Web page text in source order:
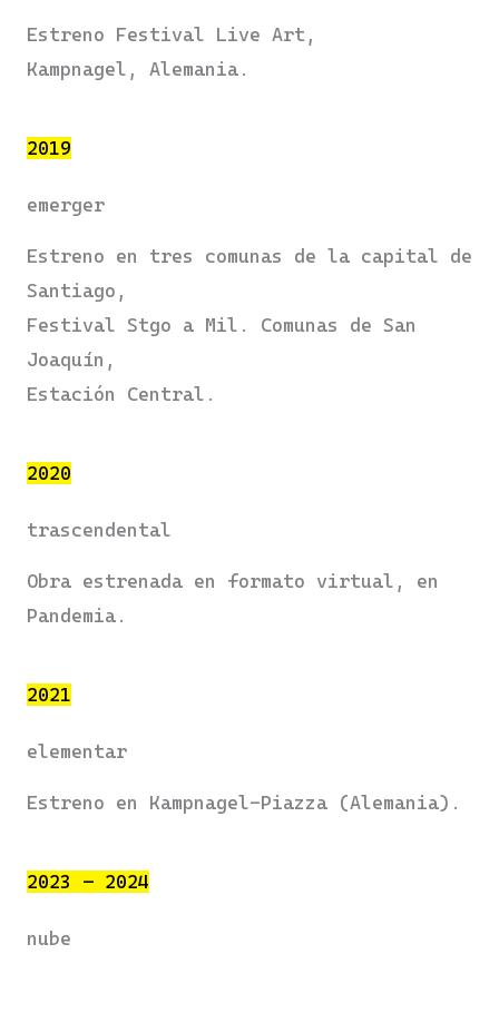
Estreno Festival Live Art,
Kampnagel, Alemania.
2019
emerger
Estreno en tres comunas de la capital de
Santiago,
Festival Stgo a Mil. Comunas de San
Joaquín,
Estación Central.
2020
trascendental
Obra estrenada en formato virtual, en
Pandemia.
2021
elementar
Estreno en Kampnagel-Piazza (Alemania).
2023 – 2024
nube